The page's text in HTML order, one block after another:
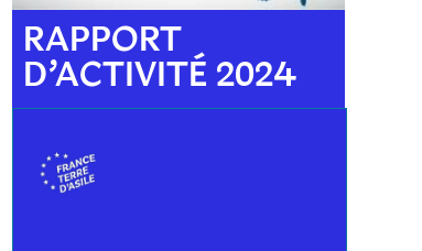
RAPPORT
D’ACTIVITÉ 2024